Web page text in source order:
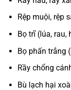
Rệp muội, rệp
Bọ trĩ (lúa, rau,
Bọ phấn trắng
Rầy chổng
Bù lạch hại